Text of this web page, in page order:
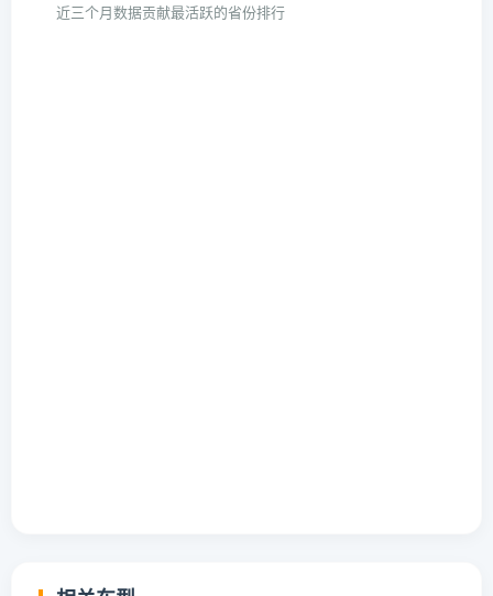
近三个月数据贡献最活跃的省份排行